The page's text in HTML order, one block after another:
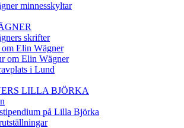
minnesskyltar
skrifter
Elin Wägner
om Elin Wägner
i Lund
LILLA BJÖRKA
på Lilla Björka